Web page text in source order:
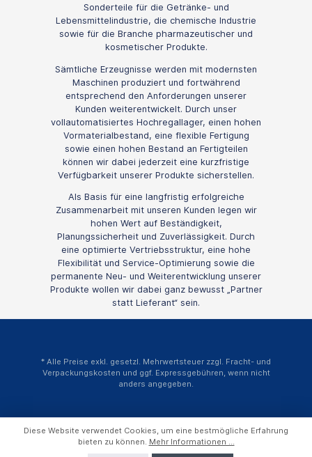
Sonderteile für die Getränke- und
Lebensmittelindustrie, die chemische Industrie
sowie für die Branche pharmazeutischer und
kosmetischer Produkte.
Sämtliche Erzeugnisse werden mit modernsten
Maschinen produziert und fortwährend
entsprechend den Anforderungen unserer
Kunden weiterentwickelt. Durch unser
vollautomatisiertes Hochregallager, einen hohen
Vormaterialbestand, eine flexible Fertigung
sowie einen hohen Bestand an Fertigteilen
können wir dabei jederzeit eine kurzfristige
Verfügbarkeit unserer Produkte sicherstellen.
Als Basis für eine langfristig erfolgreiche
Zusammenarbeit mit unseren Kunden legen wir
hohen Wert auf Beständigkeit,
Planungssicherheit und Zuverlässigkeit. Durch
eine optimierte Vertriebsstruktur, eine hohe
Flexibilität und Service-Optimierung sowie die
permanente Neu- und Weiterentwicklung unserer
Produkte wollen wir dabei ganz bewusst „Partner
statt Lieferant“ sein.
* Alle Preise exkl. gesetzl. Mehrwertsteuer zzgl. Fracht- und
Verpackungskosten und ggf. Expressgebühren, wenn nicht
anders angegeben.
Diese Website verwendet Cookies, um eine bestmögliche Erfahrung
bieten zu können. Mehr Informationen ...